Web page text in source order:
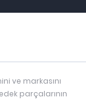
ve markasını
parçalarının